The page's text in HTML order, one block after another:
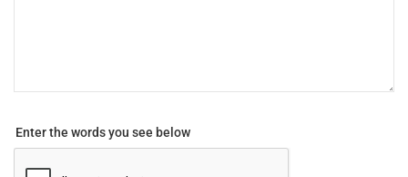
Enter the words you see below